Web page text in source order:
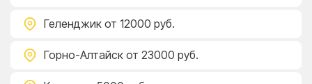
Геленджик от 12000 руб.
Горно-Алтайск от 23000 руб.